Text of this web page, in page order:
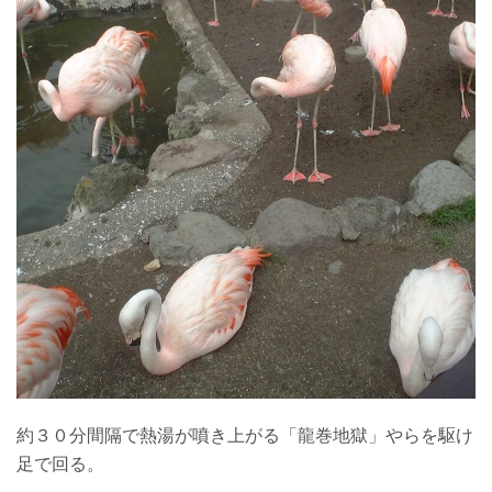
約３０分間隔で熱湯が噴き上がる「龍巻地獄」やらを駆け
足で回る。